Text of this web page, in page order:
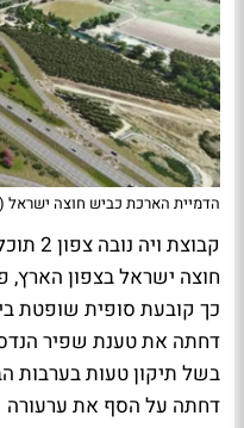
הדמיית הארכת כביש חוצה ישראל
כך קובעת סופית שופטת
דחתה את טענת שפיר
בשל תיקון טעות בערבות
דחתה על הסף את ערעורה